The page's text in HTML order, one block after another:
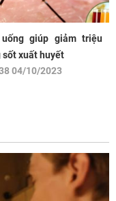
giúp giảm triệu
sốt xuất huyết
04/10/2023